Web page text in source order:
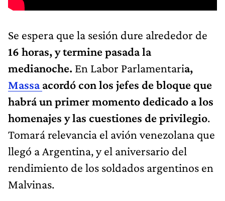
Se espera que la sesión dure alrededor de
16 horas, y termine pasada la
medianoche. En Labor Parlamentaria,
Massaacordó con los jefes de bloque que
habrá un primer momento dedicado a los
homenajes y las cuestiones de privilegio.
Tomará relevancia el avión venezolana que
llegó a Argentina, y el aniversario del
rendimiento de los soldados argentinos en
Malvinas.